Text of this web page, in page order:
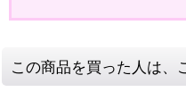
この商品を買った人は、